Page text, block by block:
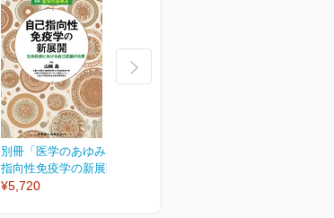
別冊「医学のあゆみ」自己
指向性免疫学の新展開...
¥5,720